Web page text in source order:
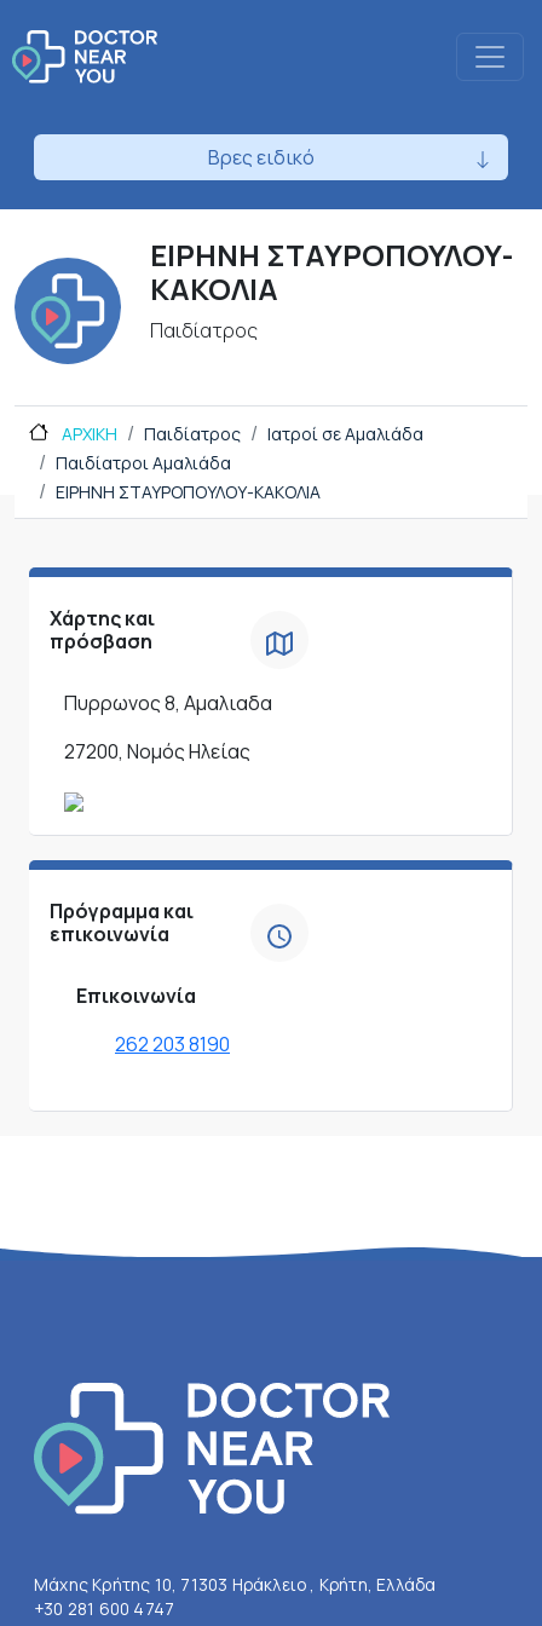
Βρες ειδικό
ΕΙΡΗΝΗ ΣΤΑΥΡΟΠΟΥΛΟΥ-
ΚΑΚΟΛΙΑ
Παιδίατρος
ΑΡΧΙΚΗ Παιδίατρος
Ιατροί σε Αμαλιάδα
Παιδίατροι Αμαλιάδα
ΕΙΡΗΝΗ ΣΤΑΥΡΟΠΟΥΛΟΥ-ΚΑΚΟΛΙΑ
Χάρτης και
πρόσβαση
Πυρρωνος 8, Αμαλιαδα
27200, Νομός Ηλείας
Πρόγραμμα και
επικοινωνία
Επικοινωνία
262 203 8190
Μάχης Κρήτης 10, 71303 Ηράκλειο , Κρήτη, Ελλάδα
+30 281 600 4747